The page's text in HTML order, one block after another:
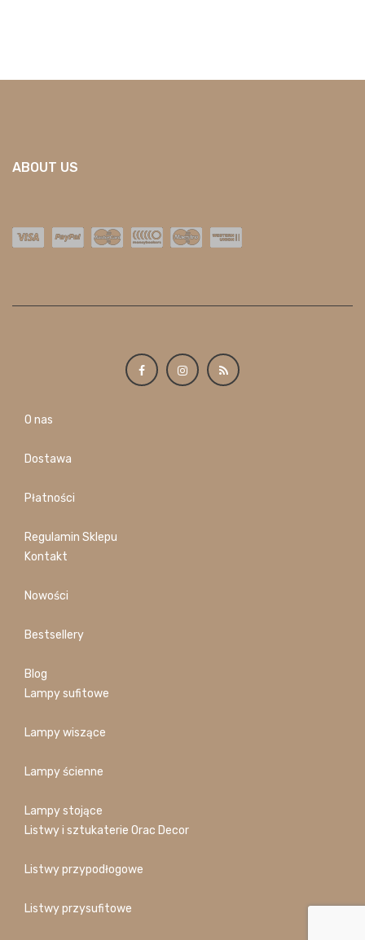
ABOUT US
O nas
Dostawa
Płatności
Regulamin Sklepu
Kontakt
Nowości
Bestsellery
Blog
Lampy sufitowe
Lampy wiszące
Lampy ścienne
Lampy stojące
Listwy i sztukaterie Orac Decor
Listwy przypodłogowe
Listwy przysufitowe